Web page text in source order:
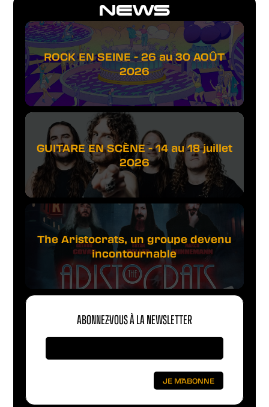
NEWS
ROCK EN SEINE - 26 au 30 AOÛT
2026
GUITARE EN SCÈNE - 14 au 18 juillet
2026
The Aristocrats, un groupe devenu
incontournable
ABONNEZ-VOUS À LA NEWSLETTER